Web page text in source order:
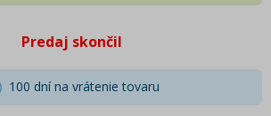
Predaj skončil
100 dní na vrátenie tovaru